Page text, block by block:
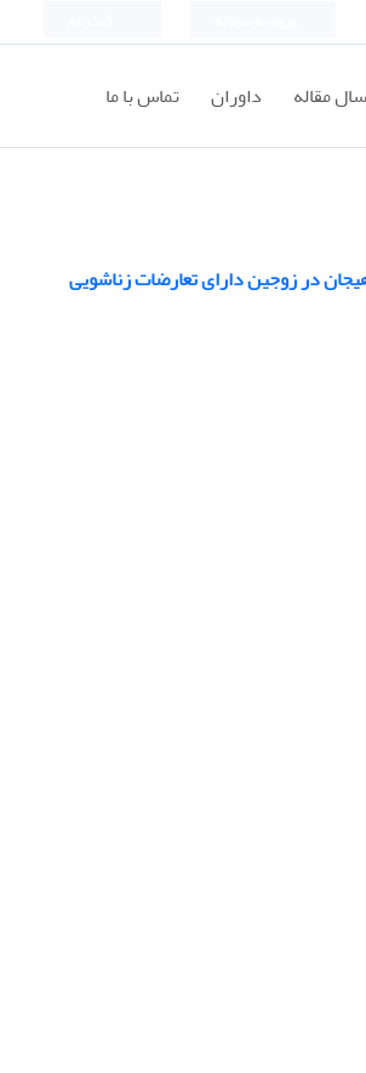
مقاله داوران تماس با ما
در زوجین دارای تعارضات زناشویی